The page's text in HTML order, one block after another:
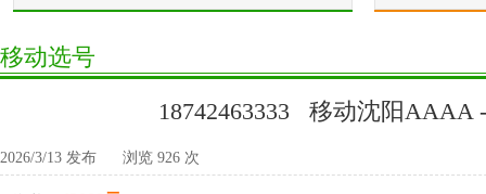
移动选号
18742463333 移动沈阳
2026/3/13 发布 浏览 926 次